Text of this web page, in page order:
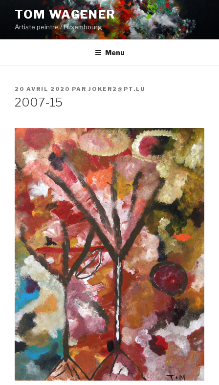
contenu
principal
TOM WAGENER
Artiste peintre / Luxembourg
Menu
PUBLIÉ
LE
20 AVRIL 2020 PAR JOKER2@PT.LU
2007-15